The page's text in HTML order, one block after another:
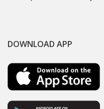
DOWNLOAD APP